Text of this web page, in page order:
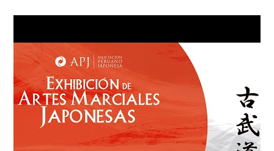
Teatro Peruano Japonés